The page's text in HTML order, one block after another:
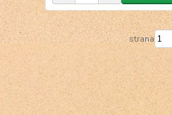
strana